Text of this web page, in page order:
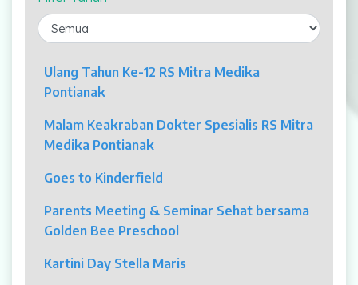
Laparaskopi
OCT
Eye Care
Multi Slice CT-Scan 128 Slices
Mamografi
Klinik Andrologi
Klinik Nyeri
Ulang Tahun Ke-12 RS Mitra Medika
Pontianak
Malam Keakraban Dokter Spesialis RS Mitra
Medika Pontianak
Goes to Kinderfield
Parents Meeting & Seminar Sehat bersama
Golden Bee Preschool
Kartini Day Stella Maris